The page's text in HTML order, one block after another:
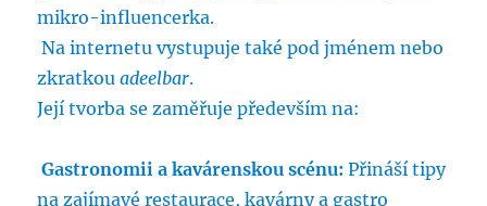
mikro-influencerka.
Na internetu vystupuje také pod jménem nebo
zkratkouadeelbar.
Její tvorba se zaměřuje především na:
Gastronomii a kavárenskou scénu: Přináší tipy
na zajímavé restaurace, kavárny a gastro